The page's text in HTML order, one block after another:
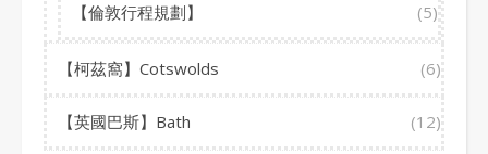
【倫敦行程規劃】 (5)
【柯茲窩】Cotswolds (6)
【英國巴斯】Bath (12)